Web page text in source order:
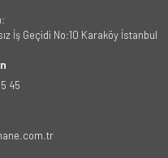
İş Geçidi No:10 Karaköy İstanbul
45